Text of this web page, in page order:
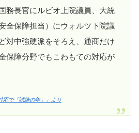
務長官にルビオ上院議員、大統
全保障担当）にウォルツ下院議
対中強硬派をそろえ、通商だけ
保障分野でもこわもての対応が
応で「試練の年」」より